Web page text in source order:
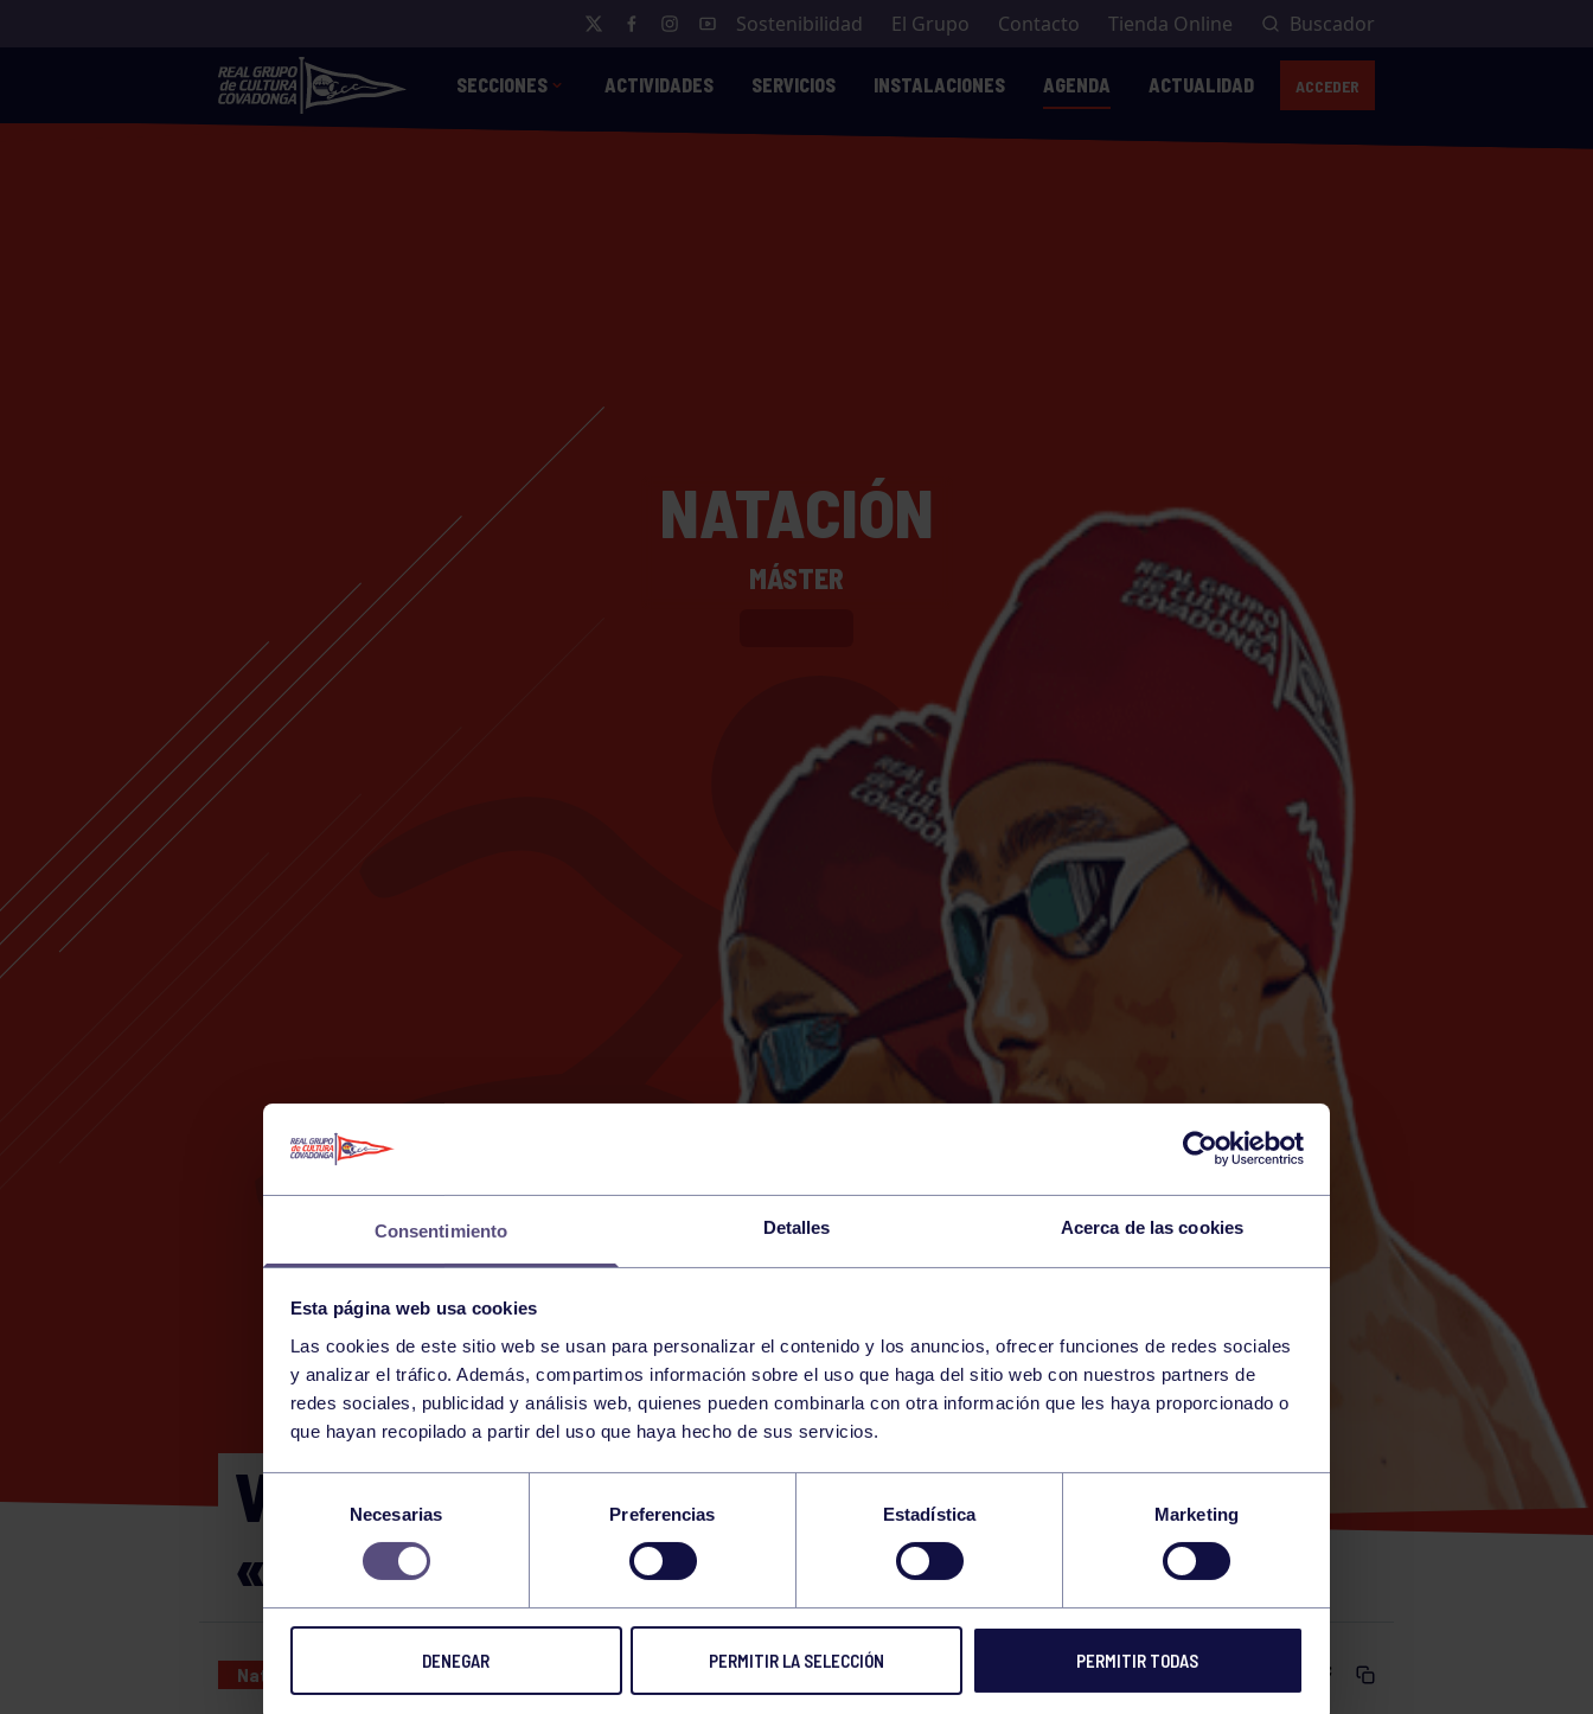
Consentimiento Detalles Acerca de las cookies
Esta página web usa cookies
Las cookies de este sitio web se usan para personalizar el contenido y los anuncios, ofrecer funciones de redes sociales
y analizar el tráfico. Además, compartimos información sobre el uso que haga del sitio web con nuestros partners de
redes sociales, publicidad y análisis web, quienes pueden combinarla con otra información que les haya proporcionado o
que hayan recopilado a partir del uso que haya hecho de sus servicios.
de
consentimiento
Necesarias Preferencias Estadística Marketing
DENEGAR PERMITIR LA SELECCIÓN PERMITIR TODAS
Sostenibilidad El Grupo Contacto Tienda Online Buscador
SECCIONES ACTIVIDADES SERVICIOS INSTALACIONES AGENDA ACTUALIDAD ACCEDER
NATACIÓN
MÁSTER
27 SATURDAY
APRIL
15:00 h RGCC (PISCINA 50M)
V MEMORIAL SÁNCHEZ MONDEJAR
«ANTUAN»
Natación 27 APR 2024 Comparte